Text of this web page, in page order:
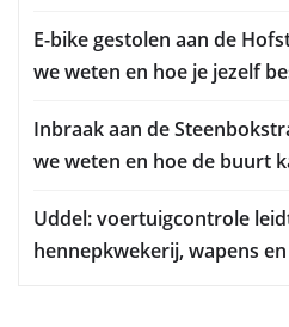
E-bike gestolen aan de
we weten en hoe je jezelf
Inbraak aan de
we weten en hoe de buurt
Uddel: voertuigcontrole
hennepkwekerij, wapens